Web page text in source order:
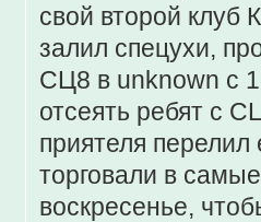
свой второй клуб
залил спецухи,
СЦ8 в unknown с 1
отсеять ребят с
приятеля
торговали в
воскресенье,